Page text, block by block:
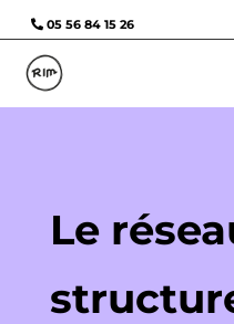
05 56 84 15 26
Le